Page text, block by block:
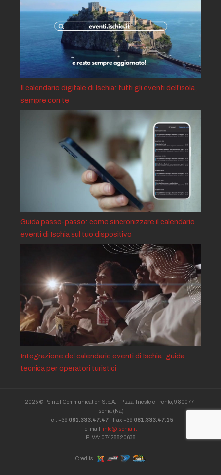
Il calendario digitale di Ischia: tutti gli eventi dell’isola,
sempre con te
Guida passo-passo: come sincronizzare il calendario
eventi di Ischia sul tuo dispositivo
Integrazione del calendario eventi di Ischia: guida
tecnica per operatori turistici
2025 © Pointel Communication S.p.A. - P.zza Trieste e Trento, 9 80077 -
Ischia (Na)
Tel. +39 081.333.47.47 - Fax +39 081.333.47.15
e-mail: info@ischia.it
P.IVA: 07428820638
Credits: